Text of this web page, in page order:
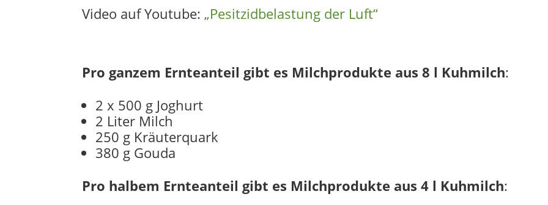
Video auf Youtube:„Pesitzidbelastung der Luft“
Pro ganzem Ernteanteil gibt es Milchprodukte aus 8 l Kuhmilch:
2 x 500 g Joghurt
2 Liter Milch
250 g Kräuterquark
380 g Gouda
Pro halbem Ernteanteil gibt es Milchprodukte aus 4 l Kuhmilch: